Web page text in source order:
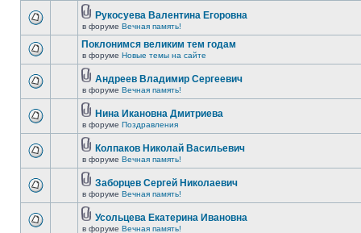
Рукосуева Валентина Егоровна
в форуме Вечная память!
Поклонимся великим тем годам
в форуме Новые темы на сайте
Андреев Владимир Сергеевич
в форуме Вечная память!
Нина Икановна Дмитриева
в форуме Поздравления
Колпаков Николай Васильевич
в форуме Вечная память!
Заборцев Сергей Николаевич
в форуме Вечная память!
Усольцева Екатерина Ивановна
в форуме Вечная память!